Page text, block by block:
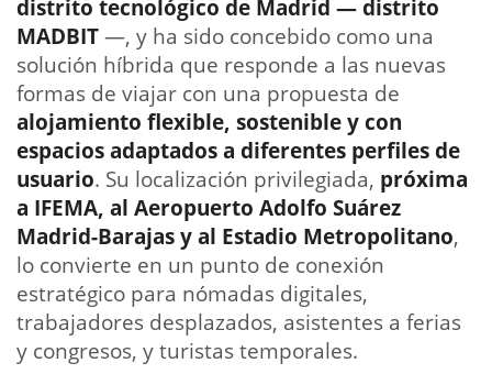
distrito tecnológico de Madrid — distrito
MADBIT—, y ha sido concebido como una
solución híbrida que responde a las nuevas
formas de viajar con una propuesta de
alojamiento flexible, sostenible y con
espacios adaptados a diferentes perfiles de
usuario. Su localización privilegiada, próxima
a IFEMA, al Aeropuerto Adolfo Suárez
Madrid-Barajas y al Estadio Metropolitano,
lo convierte en un punto de conexión
estratégico para nómadas digitales,
trabajadores desplazados, asistentes a ferias
y congresos, y turistas temporales.